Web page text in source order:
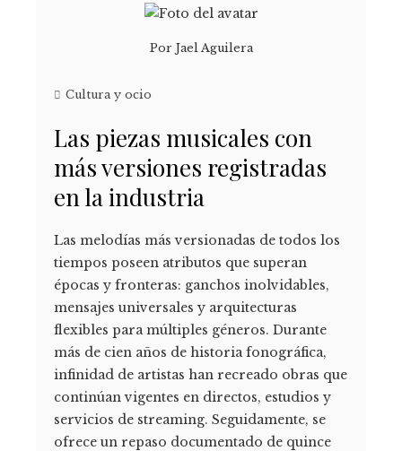
Por Jael Aguilera
Cultura y ocio
Las piezas musicales con
más versiones registradas
en la industria
Las melodías más versionadas de todos los
tiempos poseen atributos que superan
épocas y fronteras: ganchos inolvidables,
mensajes universales y arquitecturas
flexibles para múltiples géneros. Durante
más de cien años de historia fonográfica,
infinidad de artistas han recreado obras que
continúan vigentes en directos, estudios y
servicios de streaming. Seguidamente, se
ofrece un repaso documentado de quince